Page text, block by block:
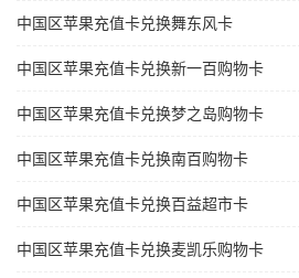
中国区苹果充值卡兑换舞东风卡
中国区苹果充值卡兑换新一百购物卡
中国区苹果充值卡兑换梦之岛购物卡
中国区苹果充值卡兑换南百购物卡
中国区苹果充值卡兑换百益超市卡
中国区苹果充值卡兑换麦凯乐购物卡